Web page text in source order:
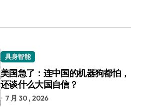
具身智能
美国急了：连中国的机器狗都怕，
还谈什么大国自信？
7 月 30 , 2026